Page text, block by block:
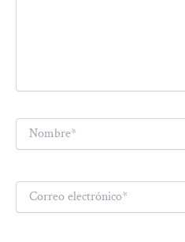
Nombre*
Correo
electrónico*